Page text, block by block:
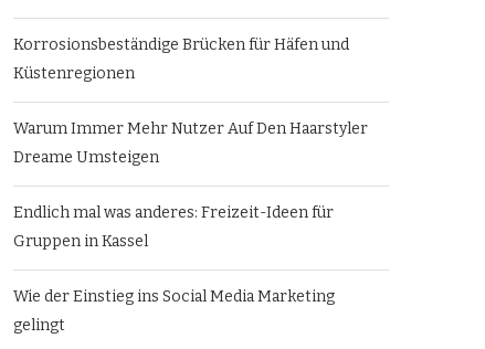
Korrosionsbeständige Brücken für Häfen und
Küstenregionen
Warum Immer Mehr Nutzer Auf Den Haarstyler
Dreame Umsteigen
Endlich mal was anderes: Freizeit-Ideen für
Gruppen in Kassel
Wie der Einstieg ins Social Media Marketing
gelingt